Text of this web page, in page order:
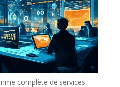
complète de services